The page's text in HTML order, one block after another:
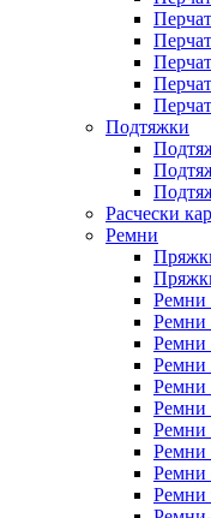
Подтяжки
Расчески
Ремни
Ремни
Ремни
Ремни
Ремни
Ремни
Ремни
Ремни
Ремни
Ремни
Ремни